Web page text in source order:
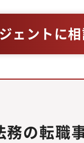
ェントに
務の転職